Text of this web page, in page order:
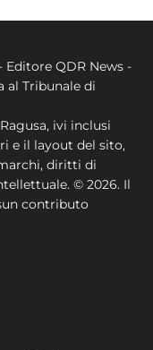
Editore QDR News -
al Tribunale di
ivi inclusi
e il layout del sito,
diritti di
© 2026. Il
contributo